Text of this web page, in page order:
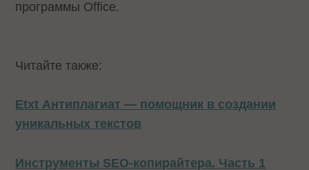
программы Office.
Читайте также:
Etxt Антиплагиат — помощник в создании
уникальных текстов
Инструменты SEO-копирайтера. Часть 1